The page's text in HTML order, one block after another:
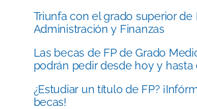
Triunfa con el grado superior de
Administración y Finanzas
Las becas de FP de Grado
podrán pedir desde hoy y hasta
¿Estudiar un título de FP?
becas!